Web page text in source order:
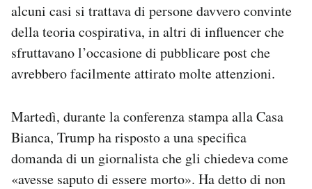
alcuni casi si trattava di persone davvero convinte
della teoria cospirativa, in altri di influencer che
sfruttavano l’occasione di pubblicare post che
avrebbero facilmente attirato molte attenzioni.
Martedì, durante la conferenza stampa alla Casa
Bianca, Trump ha risposto a una specifica
domanda di un giornalista che gli chiedeva come
«avesse saputo di essere morto». Ha detto di non